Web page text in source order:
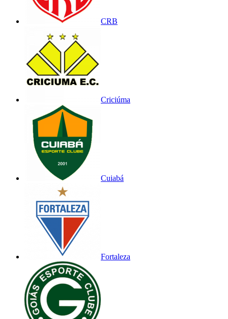
CRB
Criciúma
Cuiabá
Fortaleza